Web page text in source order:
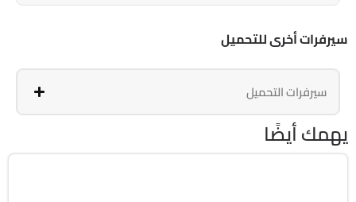
سيرفرات أخرى للتحميل
سيرفرات التحميل
يهمك أيضًا